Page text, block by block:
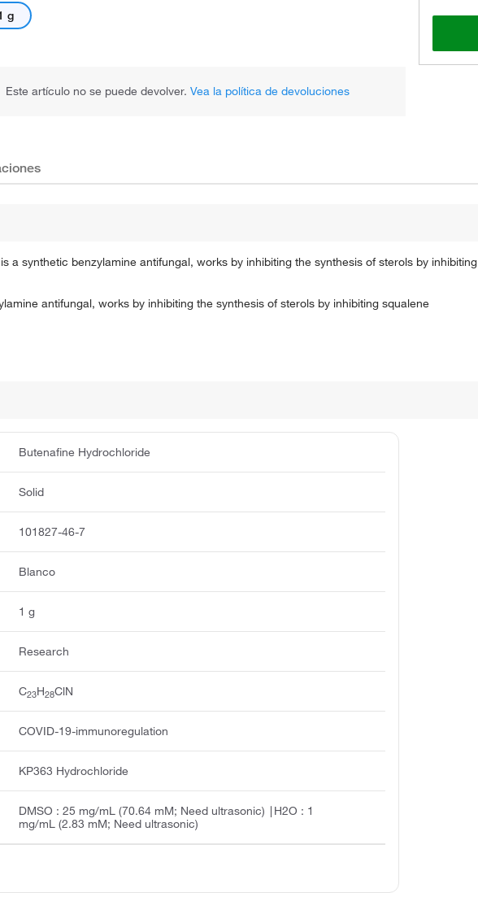
g
Este artículo no se puede devolver. Vea la política de devoluciones
a synthetic benzylamine antifungal, works by inhibiting the synthesis of sterols by inhibiting
antifungal, works by inhibiting the synthesis of sterols by inhibiting squalene
Butenafine Hydrochloride
Solid
101827-46-7
Blanco
1 g
Research
C23H28ClN
COVID-19-immunoregulation
KP363 Hydrochloride
DMSO : 25 mg/mL (70.64 mM; Need ultrasonic) ∣H2O : 1
mg/mL (2.83 mM; Need ultrasonic)